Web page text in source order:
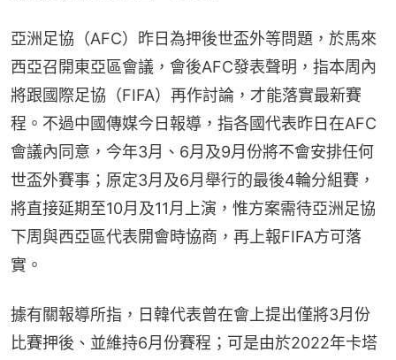
亞洲足協（AFC）昨日為押後世盃外等問題，於馬來
西亞召開東亞區會議，會後AFC發表聲明，指本周內
將跟國際足協（FIFA）再作討論，才能落實最新賽
程。不過中國傳媒今日報導，指各國代表昨日在AFC
會議內同意，今年3月、6月及9月份將不會安排任何
世盃外賽事；原定3月及6月舉行的最後4輪分組賽，
將直接延期至10月及11月上演，惟方案需待亞洲足協
下周與西亞區代表開會時協商，再上報FIFA方可落
實。
據有關報導所指，日韓代表曾在會上提出僅將3月份
比賽押後、並維持6月份賽程；可是由於2022年卡塔